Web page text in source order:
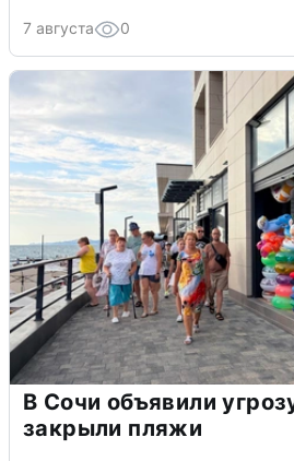
7 августа 0
В Сочи объявили
закрыли пляжи